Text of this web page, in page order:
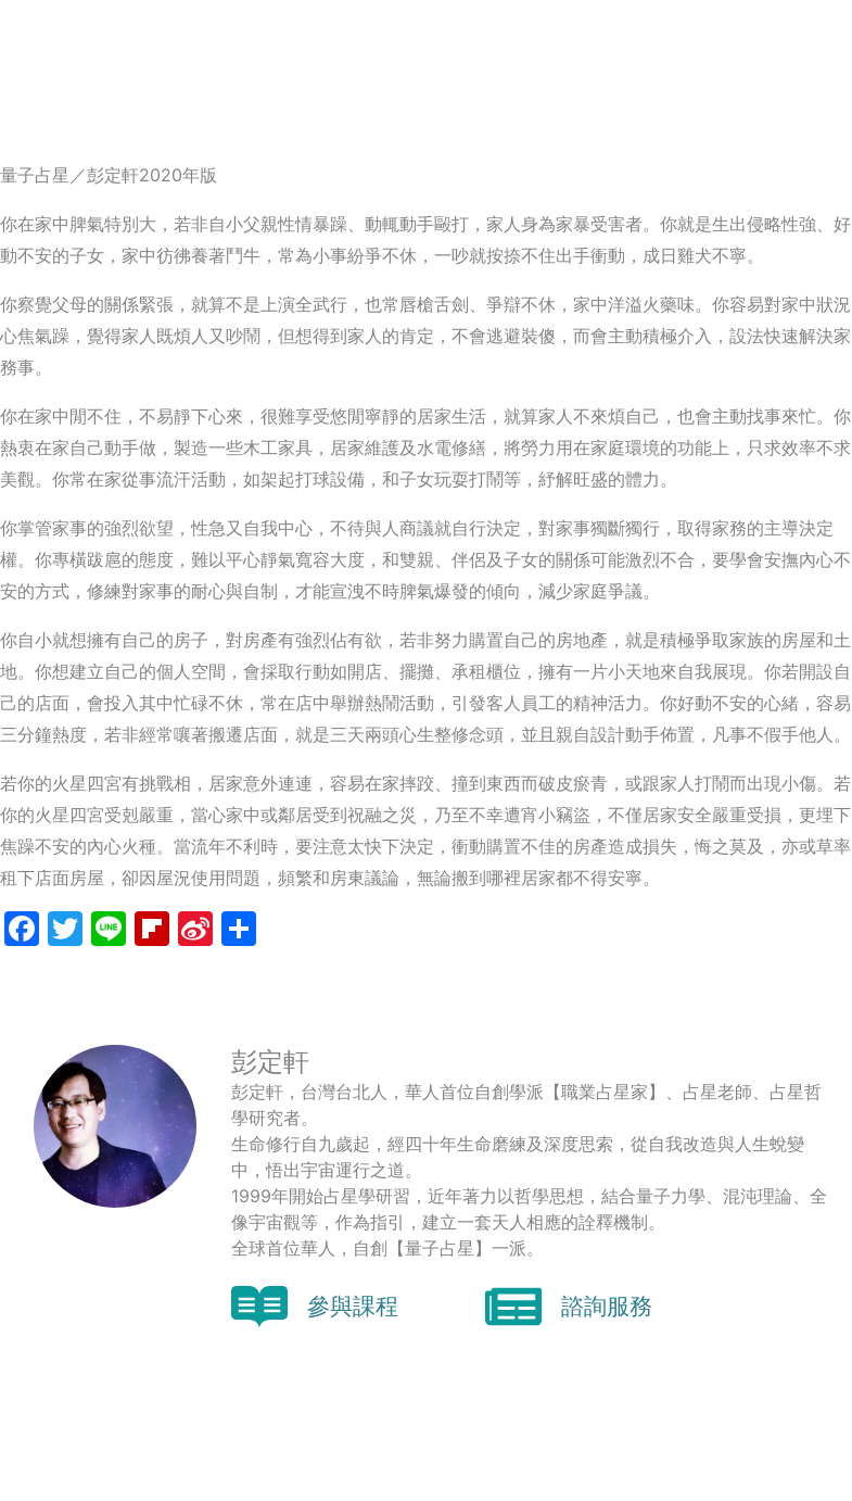
量子占星／彭定軒2020年版
你在家中脾氣特別大，若非自小父親性情暴躁、動輒動手毆打，家人身為家暴受害者。你就是生出侵略性強、好
動不安的子女，家中彷彿養著鬥牛，常為小事紛爭不休，一吵就按捺不住出手衝動，成日雞犬不寧。
你察覺父母的關係緊張，就算不是上演全武行，也常唇槍舌劍、爭辯不休，家中洋溢火藥味。你容易對家中狀況
心焦氣躁，覺得家人既煩人又吵鬧，但想得到家人的肯定，不會逃避裝傻，而會主動積極介入，設法快速解決家
務事。
你在家中閒不住，不易靜下心來，很難享受悠閒寧靜的居家生活，就算家人不來煩自己，也會主動找事來忙。你
熱衷在家自己動手做，製造一些木工家具，居家維護及水電修繕，將勞力用在家庭環境的功能上，只求效率不求
美觀。你常在家從事流汗活動，如架起打球設備，和子女玩耍打鬧等，紓解旺盛的體力。
你掌管家事的強烈欲望，性急又自我中心，不待與人商議就自行決定，對家事獨斷獨行，取得家務的主導決定
權。你專橫跋扈的態度，難以平心靜氣寬容大度，和雙親、伴侶及子女的關係可能激烈不合，要學會安撫內心不
安的方式，修練對家事的耐心與自制，才能宣洩不時脾氣爆發的傾向，減少家庭爭議。
你自小就想擁有自己的房子，對房產有強烈佔有欲，若非努力購置自己的房地產，就是積極爭取家族的房屋和土
地。你想建立自己的個人空間，會採取行動如開店、擺攤、承租櫃位，擁有一片小天地來自我展現。你若開設自
己的店面，會投入其中忙碌不休，常在店中舉辦熱鬧活動，引發客人員工的精神活力。你好動不安的心緒，容易
三分鐘熱度，若非經常嚷著搬遷店面，就是三天兩頭心生整修念頭，並且親自設計動手佈置，凡事不假手他人。
若你的火星四宮有挑戰相，居家意外連連，容易在家摔跤、撞到東西而破皮瘀青，或跟家人打鬧而出現小傷。若
你的火星四宮受剋嚴重，當心家中或鄰居受到祝融之災，乃至不幸遭宵小竊盜，不僅居家安全嚴重受損，更埋下
焦躁不安的內心火種。當流年不利時，要注意太快下決定，衝動購置不佳的房產造成損失，悔之莫及，亦或草率
租下店面房屋，卻因屋況使用問題，頻繁和房東議論，無論搬到哪裡居家都不得安寧。
Facebook
Twitter
LineFlipboard
Sina
彭定軒
彭定軒，台灣台北人，華人首位自創學派【職業占星家】、占星老師、占星哲
學研究者。
生命修行自九歲起，經四十年生命磨練及深度思索，從自我改造與人生蛻變
中，悟出宇宙運行之道。
1999年開始占星學研習，近年著力以哲學思想，結合量子力學、混沌理論、全
像宇宙觀等，作為指引，建立一套天人相應的詮釋機制。
全球首位華人，自創【量子占星】一派。
參與課程 諮詢服務